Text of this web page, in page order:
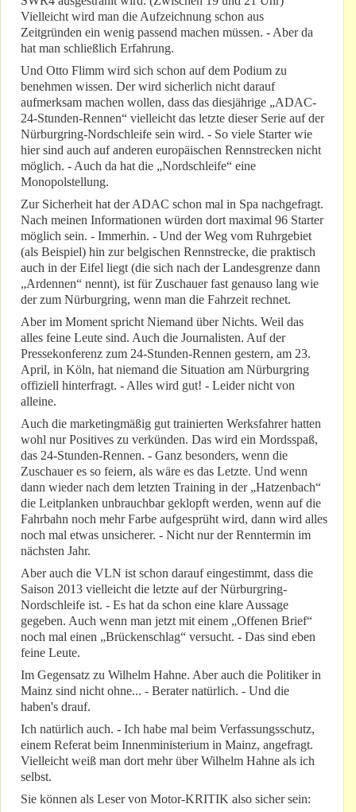
Vielleicht wird man die Aufzeichnung schon aus
Zeitgründen ein wenig passend machen müssen. - Aber da
hat man schließlich Erfahrung.
Und Otto Flimm wird sich schon auf dem Podium zu
benehmen wissen. Der wird sicherlich nicht darauf
aufmerksam machen wollen, dass das diesjährige „ADAC-
24-Stunden-Rennen“ vielleicht das letzte dieser Serie auf der
Nürburgring-Nordschleife sein wird. - So viele Starter wie
hier sind auch auf anderen europäischen Rennstrecken nicht
möglich. - Auch da hat die „Nordschleife“ eine
Monopolstellung.
Zur Sicherheit hat der ADAC schon mal in Spa nachgefragt.
Nach meinen Informationen würden dort maximal 96 Starter
möglich sein. - Immerhin. - Und der Weg vom Ruhrgebiet
(als Beispiel) hin zur belgischen Rennstrecke, die praktisch
auch in der Eifel liegt (die sich nach der Landesgrenze dann
„Ardennen“ nennt), ist für Zuschauer fast genauso lang wie
der zum Nürburgring, wenn man die Fahrzeit rechnet.
Aber im Moment spricht Niemand über Nichts. Weil das
alles feine Leute sind. Auch die Journalisten. Auf der
Pressekonferenz zum 24-Stunden-Rennen gestern, am 23.
April, in Köln, hat niemand die Situation am Nürburgring
offiziell hinterfragt. - Alles wird gut! - Leider nicht von
alleine.
Auch die marketingmäßig gut trainierten Werksfahrer hatten
wohl nur Positives zu verkünden. Das wird ein Mordsspaß,
das 24-Stunden-Rennen. - Ganz besonders, wenn die
Zuschauer es so feiern, als wäre es das Letzte. Und wenn
dann wieder nach dem letzten Training in der „Hatzenbach“
die Leitplanken unbrauchbar geklopft werden, wenn auf die
Fahrbahn noch mehr Farbe aufgesprüht wird, dann wird alles
noch mal etwas unsicherer. - Nicht nur der Renntermin im
nächsten Jahr.
Aber auch die VLN ist schon darauf eingestimmt, dass die
Saison 2013 vielleicht die letzte auf der Nürburgring-
Nordschleife ist. - Es hat da schon eine klare Aussage
gegeben. Auch wenn man jetzt mit einem „Offenen Brief“
noch mal einen „Brückenschlag“ versucht. - Das sind eben
feine Leute.
Im Gegensatz zu Wilhelm Hahne. Aber auch die Politiker in
Mainz sind nicht ohne... - Berater natürlich. - Und die
haben's drauf.
Ich natürlich auch. - Ich habe mal beim Verfassungsschutz,
einem Referat beim Innenministerium in Mainz, angefragt.
Vielleicht weiß man dort mehr über Wilhelm Hahne als ich
selbst.
Sie können als Leser von Motor-KRITIK also sicher sein: